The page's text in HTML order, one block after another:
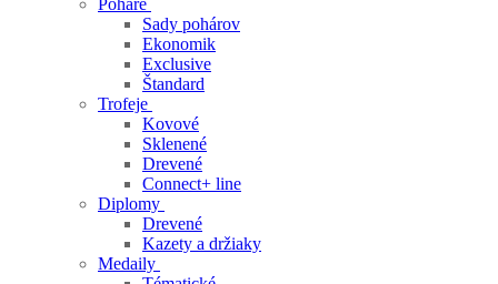
Sady pohárov
Ekonomik
Exclusive
Štandard
Trofeje
Kovové
Sklenené
Drevené
Connect+ line
Diplomy
Drevené
Kazety a držiaky
Medaily